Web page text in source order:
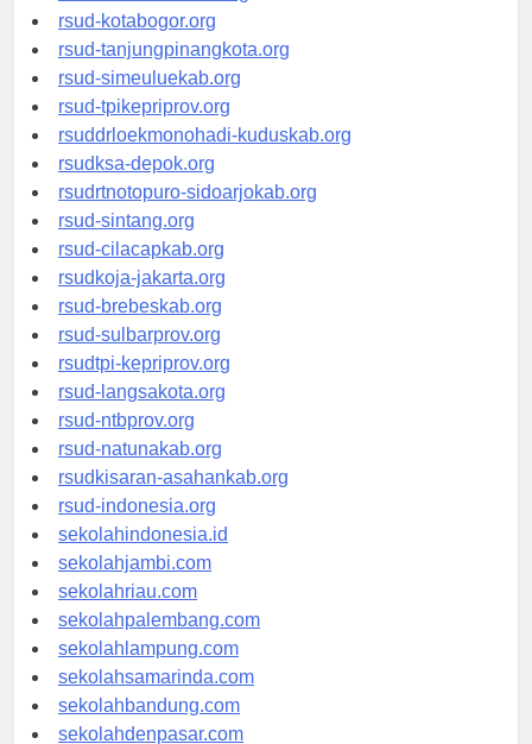
rsud-kotamakassar.org
rsud-kotabogor.org
rsud-tanjungpinangkota.org
rsud-simeuluekab.org
rsud-tpikepriprov.org
rsuddrloekmonohadi-kuduskab.org
rsudksa-depok.org
rsudrtnotopuro-sidoarjokab.org
rsud-sintang.org
rsud-cilacapkab.org
rsudkoja-jakarta.org
rsud-brebeskab.org
rsud-sulbarprov.org
rsudtpi-kepriprov.org
rsud-langsakota.org
rsud-ntbprov.org
rsud-natunakab.org
rsudkisaran-asahankab.org
rsud-indonesia.org
sekolahindonesia.id
sekolahjambi.com
sekolahriau.com
sekolahpalembang.com
sekolahlampung.com
sekolahsamarinda.com
sekolahbandung.com